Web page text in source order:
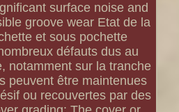
surface noise and
groove wear Etat de la
et sous pochette
défauts dus au
notamment sur la tranche
peuvent être maintenues
ou recouvertes par des